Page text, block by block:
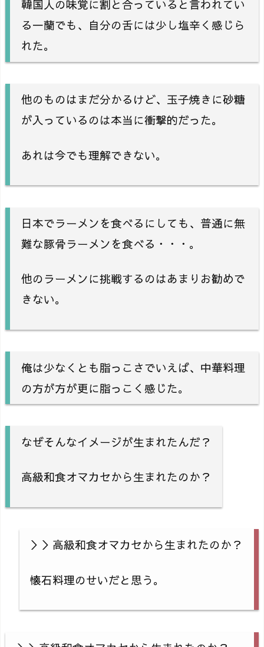
韓国人の味覚に割と合っていると言われてい
る一蘭でも、自分の舌には少し塩辛く感じら
れた。
他のものはまだ分かるけど、玉子焼きに砂糖
が入っているのは本当に衝撃的だった。
あれは今でも理解できない。
日本でラーメンを食べるにしても、普通に無
難な豚骨ラーメンを食べる・・・。
他のラーメンに挑戦するのはあまりお勧めで
きない。
俺は少なくとも脂っこさでいえば、中華料理
の方が方が更に脂っこく感じた。
なぜそんなイメージが生まれたんだ？
高級和食オマカセから生まれたのか？
＞＞高級和食オマカセから生まれたのか？
懐石料理のせいだと思う。